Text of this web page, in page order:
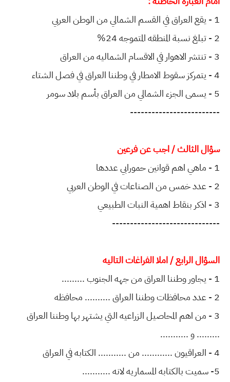
1 - يقع العراق في القسم الشمالي من الوطن العربي
2 - تبلغ نسبة المنطقه المتموجه 24%
3 - تنتشر الاهوار في الاقسام الشماليه من العراق
4 - يتمركز سقوط الامطار في وطننا العراق في فصل الشتاء
5 - يسمى الجزء الشمالي من العراق بأسم بلاد سومر
-------------------------
سؤال الثالث / اجب عن فرعين
1 - ماهي اهم قوانين حمورابي عددها
2 - عدد خمس من الصناعات في الوطن العربي
3 - اذكر بنقاط اهمية النبات الطبيعي
------------------------------
السؤال الرابع / املا الفراغات التاليه
1 - يجاور وطننا العراق من جهه الجنوب .........
2 - عدد محافظات وطننا العراق .......... محافظه
3 - من اهم المحاصيل الزراعيه التي يشتهر بها وطننا العراق
......... و ...........
4 - العراقيون ............ من ........... الكتابه في العراق
5- سميت بالكتابه المسماريه لانه ...........